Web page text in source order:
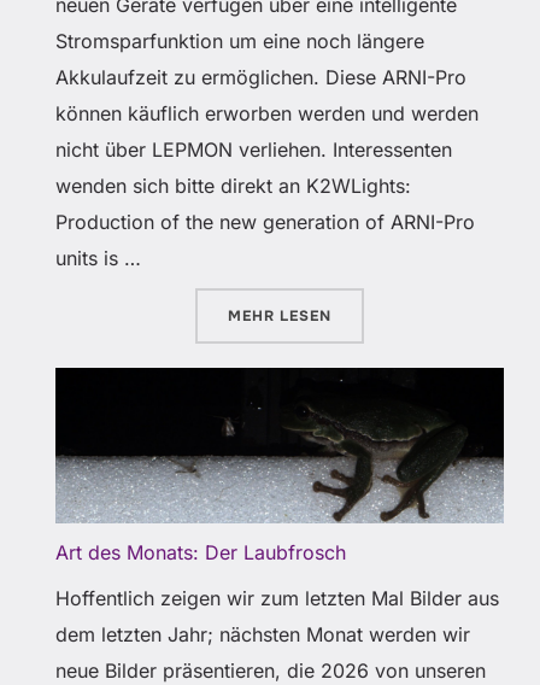
neuen Geräte verfügen über eine intelligente
Stromsparfunktion um eine noch längere
Akkulaufzeit zu ermöglichen. Diese ARNI-Pro
können käuflich erworben werden und werden
nicht über LEPMON verliehen. Interessenten
wenden sich bitte direkt an K2WLights:
Production of the new generation of ARNI-Pro
units is …
MEHR ÜBER „ARNI-PRO VERFÜGBAR“
LESEN
Art des Monats: Der Laubfrosch
Hoffentlich zeigen wir zum letzten Mal Bilder aus
dem letzten Jahr; nächsten Monat werden wir
neue Bilder präsentieren, die 2026 von unseren